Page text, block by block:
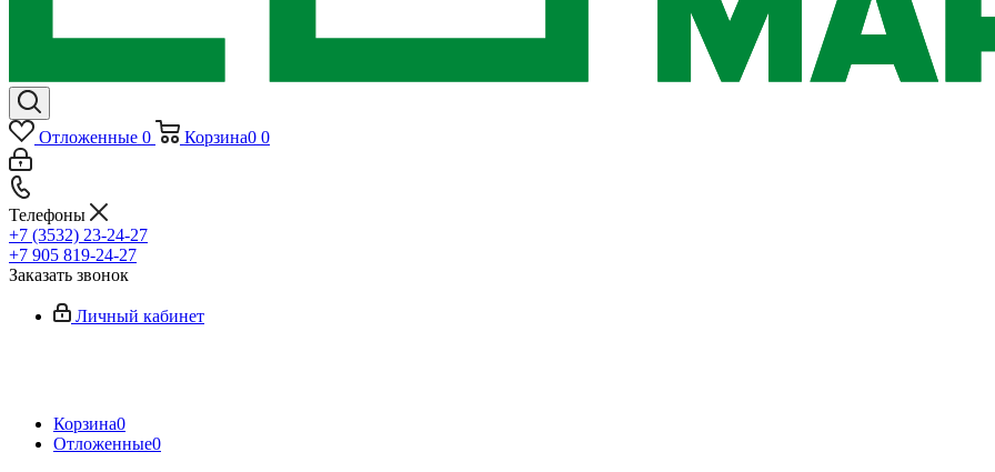
Отложенные 0 Корзина0 0
Телефоны
+7 (3532) 23-24-27
+7 905 819-24-27
Заказать звонок
Личный кабинет
Корзина0
Отложенные0